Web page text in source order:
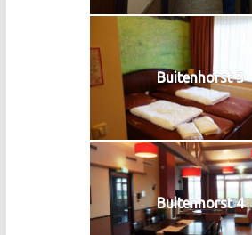
Buitenhorst 3
Buitenhorst 4